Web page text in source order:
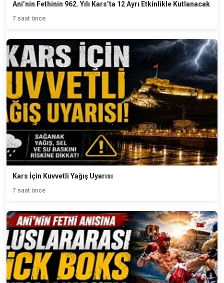
Ani’nin Fethinin 962. Yılı Kars’ta 12 Ayrı Etkinlikle Kutlanacak
7 saat önce
Kars İçin Kuvvetli Yağış Uyarısı
7 saat önce